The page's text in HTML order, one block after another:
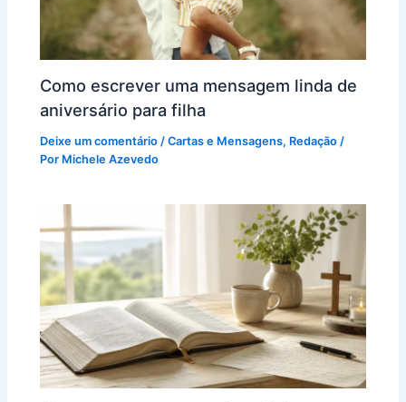
Como escrever uma mensagem linda de
aniversário para filha
Deixe um comentário /Cartas e Mensagens, Redação /
Por Michele Azevedo